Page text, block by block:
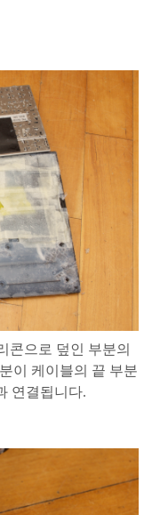
콘으로 덮인 부분의
이 케이블의 끝 부분
연결됩니다